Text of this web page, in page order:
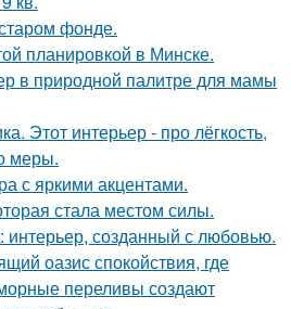
фонде.
планировкой в Минске.
в природной палитре для мамы
Этот интерьер - про лёгкость,
меры.
с яркими акцентами.
стала местом силы.
интерьер, созданный с любовью.
оазис спокойствия, где
переливы создают